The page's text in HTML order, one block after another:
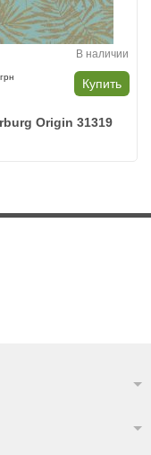
В наличии
грн Купить
Origin 31319